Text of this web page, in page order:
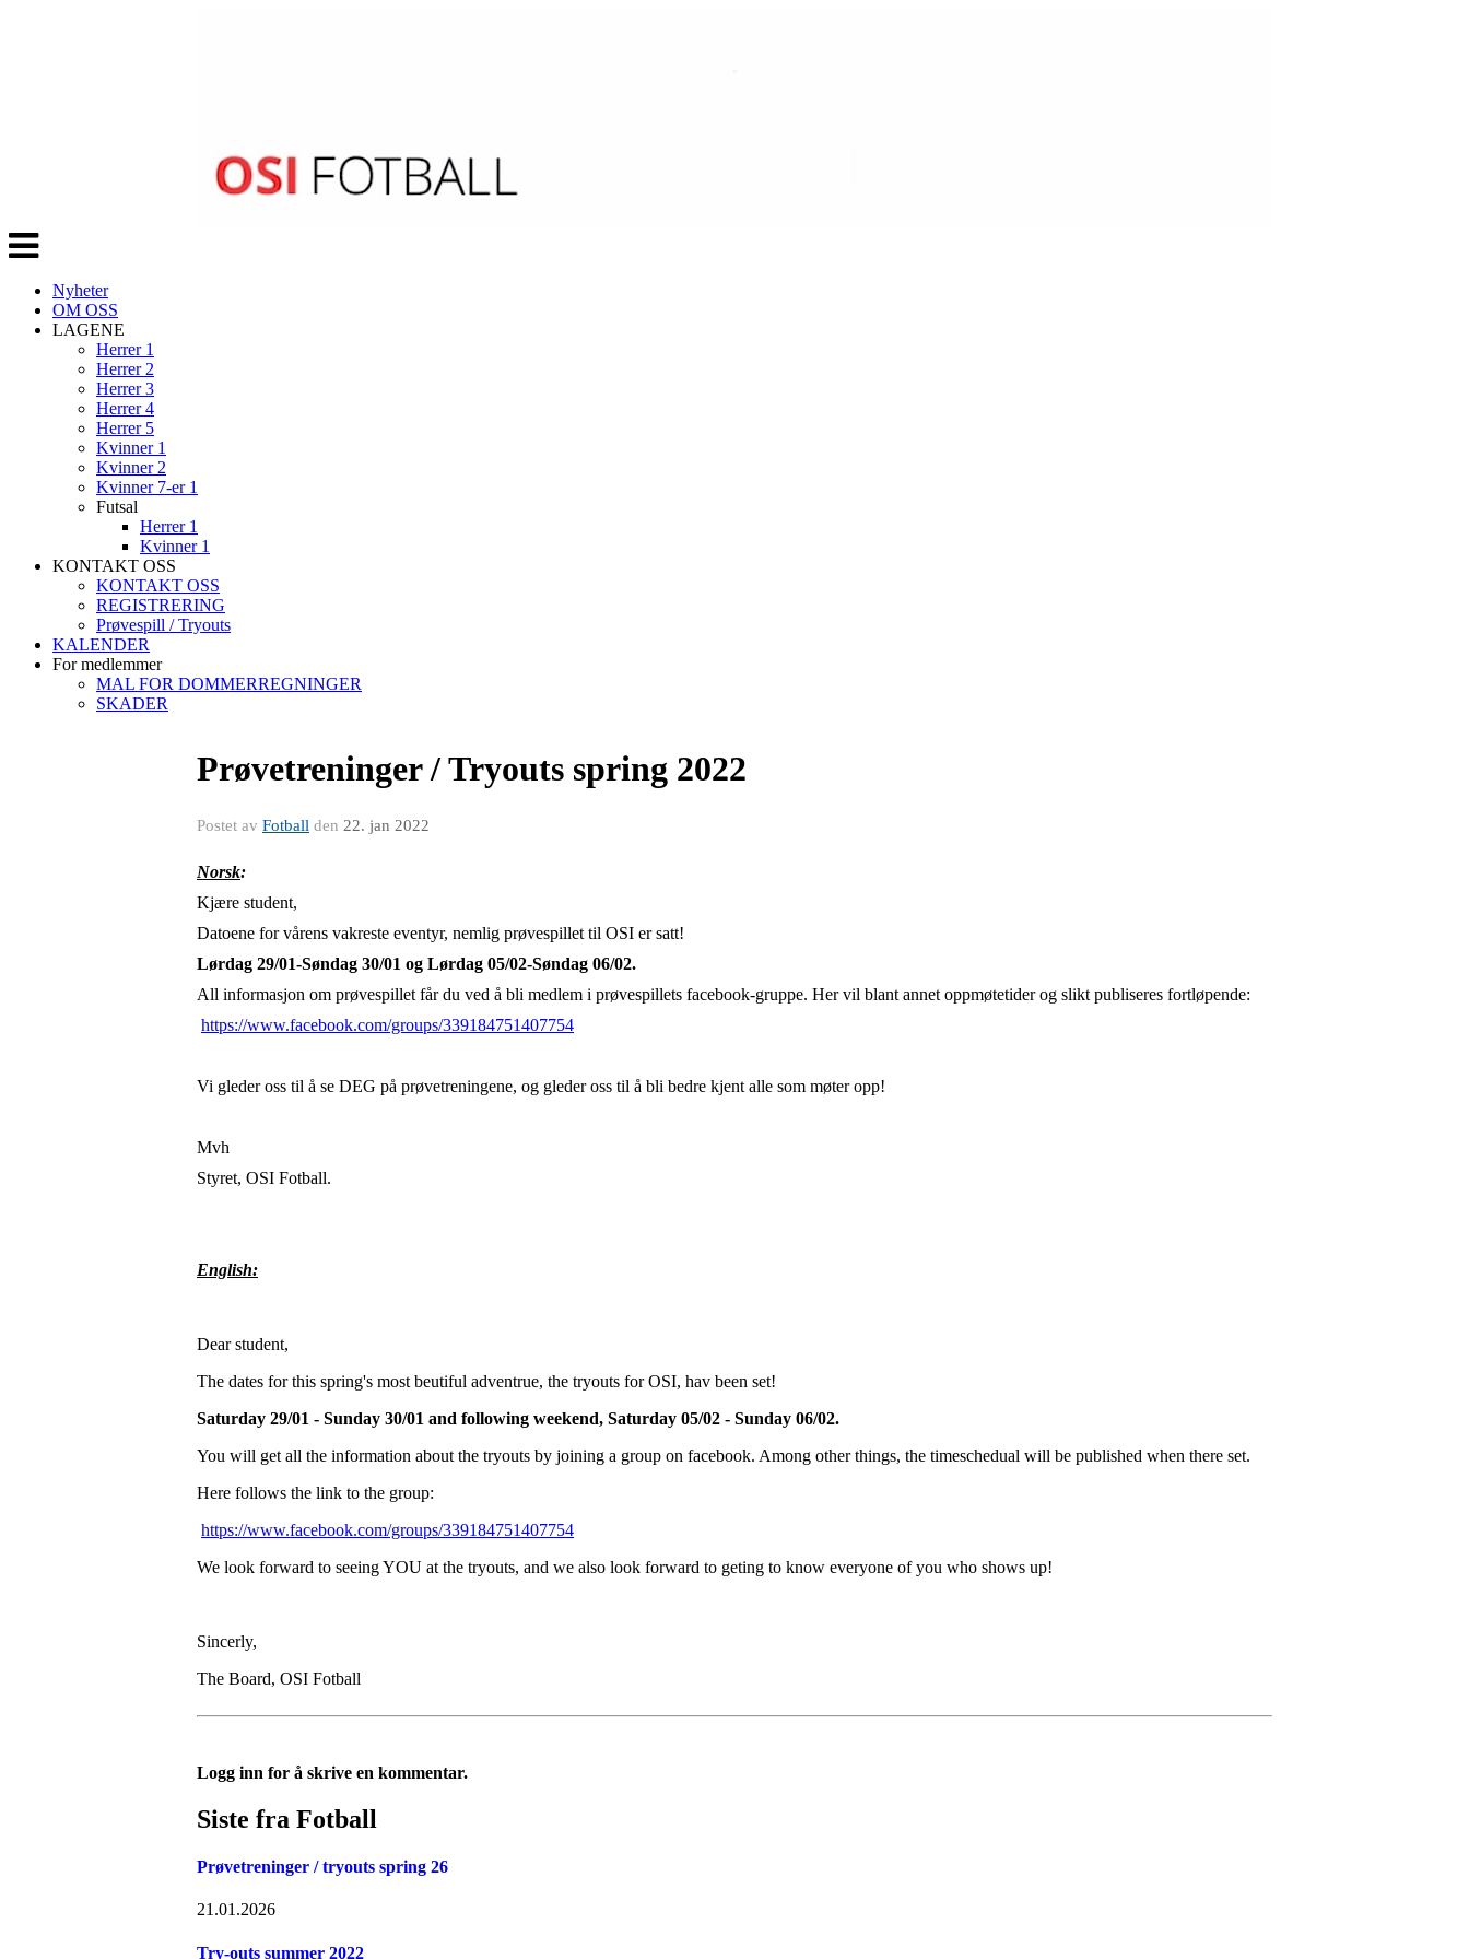
Veksle
navigasjon
Nyheter
OM OSS
LAGENE
Herrer 1
Herrer 2
Herrer 3
Herrer 4
Herrer 5
Kvinner 1
Kvinner 2
Kvinner 7-er 1
Futsal
Herrer 1
Kvinner 1
KONTAKT OSS
KONTAKT OSS
REGISTRERING
Prøvespill / Tryouts
KALENDER
For medlemmer
MAL FOR DOMMERREGNINGER
SKADER
Prøvetreninger / Tryouts spring 2022
Postet av Fotball den 22. jan 2022
Norsk:
Kjære student,
Datoene for vårens vakreste eventyr, nemlig prøvespillet til OSI er satt!
Lørdag 29/01-Søndag 30/01 og Lørdag 05/02-Søndag 06/02.
All informasjon om prøvespillet får du ved å bli medlem i prøvespillets facebook-gruppe. Her vil blant annet oppmøtetider og slikt publiseres fortløpende:
https://www.facebook.com/groups/339184751407754
Vi gleder oss til å se DEG på prøvetreningene, og gleder oss til å bli bedre kjent alle som møter opp!
Mvh
Styret, OSI Fotball.
English:
Dear student,
The dates for this spring's most beutiful adventrue, the tryouts for OSI, hav been set!
Saturday 29/01 - Sunday 30/01 and following weekend, Saturday 05/02 - Sunday 06/02.
You will get all the information about the tryouts by joining a group on facebook. Among other things, the timeschedual will be published when there set.
Here follows the link to the group:
https://www.facebook.com/groups/339184751407754
We look forward to seeing YOU at the tryouts, and we also look forward to geting to know everyone of you who shows up!
Sincerly,
The Board, OSI Fotball
Logg inn for å skrive en kommentar.
Siste fra Fotball
Prøvetreninger / tryouts spring 26
21.01.2026
Try-outs summer 2022